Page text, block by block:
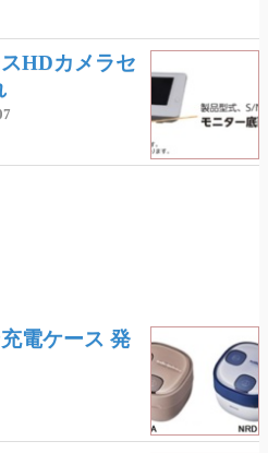
HDカメラセ
電ケース 発